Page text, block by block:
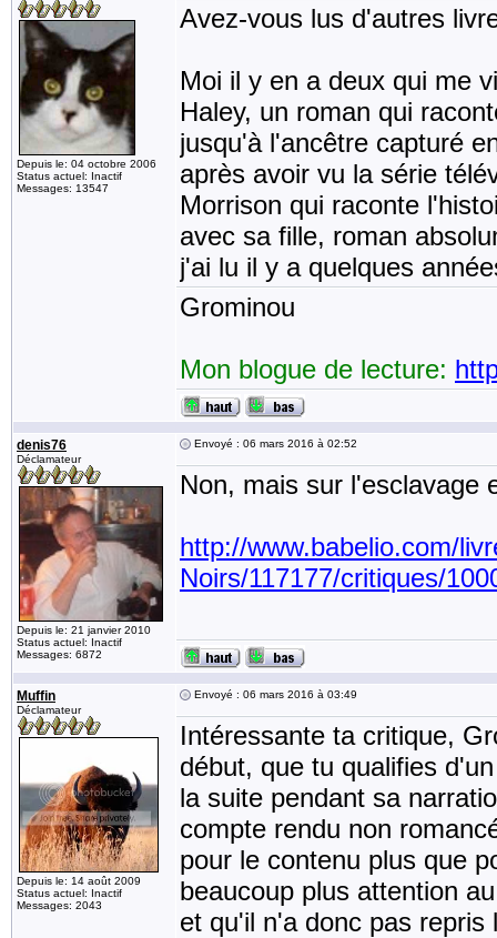
Depuis le: 04 octobre 2006
Status actuel: Inactif
Messages: 13547
Avez-vous lus d'autres
Moi il y en a deux qui me
Haley, un roman qui
jusqu'à l'ancêtre capturé
après avoir vu la série
Morrison qui raconte
avec sa fille, roman
j'ai lu il y a quelques
Grominou
Mon blogue de lecture:
denis76
Déclamateur
Depuis le: 21 janvier 2010
Status actuel: Inactif
Messages: 6872
Envoyé : 06 mars 2016 à 02:52
Non, mais sur l'esclavage
http://www.babelio.com/
Noirs/117177/critiques/
Muffin
Déclamateur
Depuis le: 14 août 2009
Status actuel: Inactif
Messages: 2043
Envoyé : 06 mars 2016 à 03:49
Intéressante ta critique,
début, que tu qualifies
la suite pendant sa
compte rendu non
pour le contenu plus que
beaucoup plus attention
et qu'il n'a donc pas